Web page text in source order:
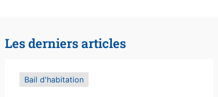
Les derniers articles
Bail d'habitation